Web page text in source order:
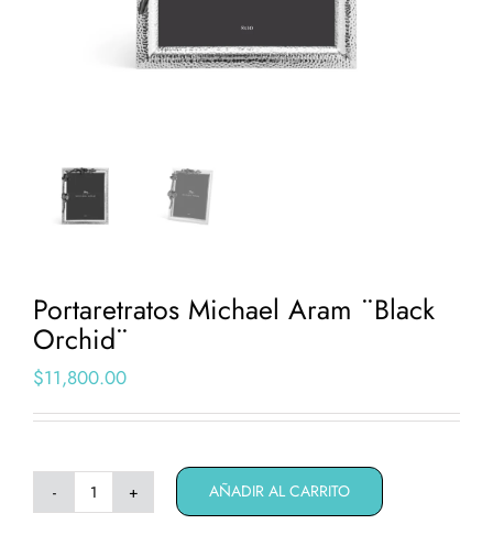
Portaretratos Michael Aram ¨Black
Orchid¨
$11,800.00
Portaretratos
AÑADIR AL CARRITO